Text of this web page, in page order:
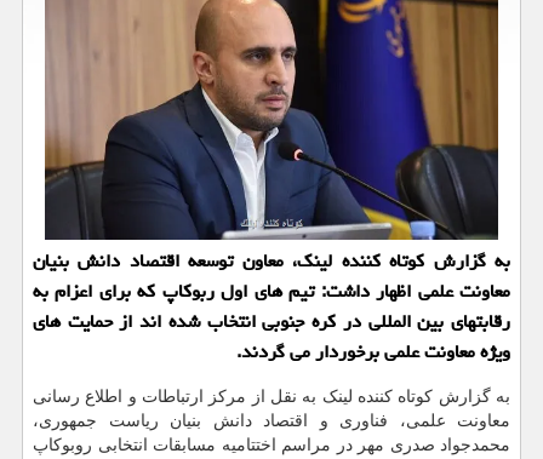
به گزارش کوتاه کننده لینک، معاون توسعه اقتصاد دانش بنیان
معاونت علمی اظهار داشت: تیم های اول ربوکاپ که برای اعزام به
رقابتهای بین المللی در کره جنوبی انتخاب شده اند از حمایت های
ویژه معاونت علمی برخوردار می گردند.
به گزارش کوتاه کننده لینک به نقل از مرکز ارتباطات و اطلاع رسانی
معاونت علمی، فناوری و اقتصاد دانش بنیان ریاست جمهوری،
محمدجواد صدری مهر در مراسم اختتامیه مسابقات انتخابی روبوکاپ